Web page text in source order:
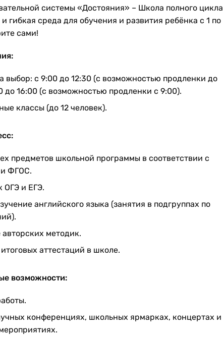
системы «Достояния» – Школа полного цикла
гибкая среда для обучения и развития ребёнка с 1 по
сами!
выбор: с 9:00 до 12:30 (с возможностью продленки до
до 16:00 (с возможностью продленки с 9:00).
классы (до 12 человек).
предметов школьной программы в соответствии с
ФГОС.
ОГЭ и ЕГЭ.
английского языка (занятия в подгруппах по
методик.
аттестаций в школе.
возможности:
конференциях, школьных ярмарках, концертах и